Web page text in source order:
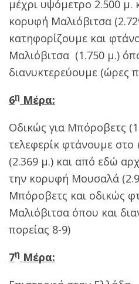
μέχρι υψόμετρο 2.500 μ.
κορυφή Μαλιόβιτσα
κατηφορίζουμε και
Μαλιόβιτσα (1.750 μ.)
διανυκτερεύουμε (ώρες
6η Μέρα:
Οδικώς για Μπόροβετς
τελεφερίκ φτάνουμε στο
(2.369 μ.) και από εδώ
την κορυφή Μουσαλά
Μπόροβετς και οδικώς
Μαλιόβιτσα όπου και
πορείας 8-9)
7η Μέρα: